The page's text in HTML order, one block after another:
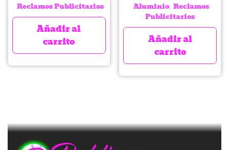
Reclamos Publicitarios
Añadir al
carrito
Aluminio Reclamos
Publicitarios
Añadir al
carrito